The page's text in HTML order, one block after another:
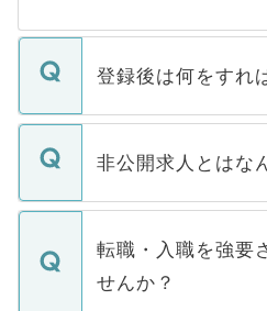
登録後は何をすれ
ご登録いただきまし
登録内容を確認し、
ます。通常、5営業
いただきますので、
い。
非公開求人とはな
マイナビDOCTORで
うち約3割は、Web
けない「非公開求人
下記の理由によって
転職・入職を強要
せんか？